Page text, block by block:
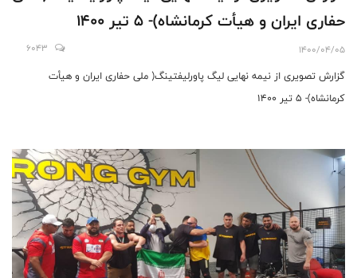
حفاری ایران و هیأت کرمانشاه)- 5 تیر 1400
1400/04/05
6043
گزارش تصویری از نیمه نهایی لیگ پاورلیفتینگ( ملی حفاری ایران و هیأت
کرمانشاه)- 5 تیر 1400